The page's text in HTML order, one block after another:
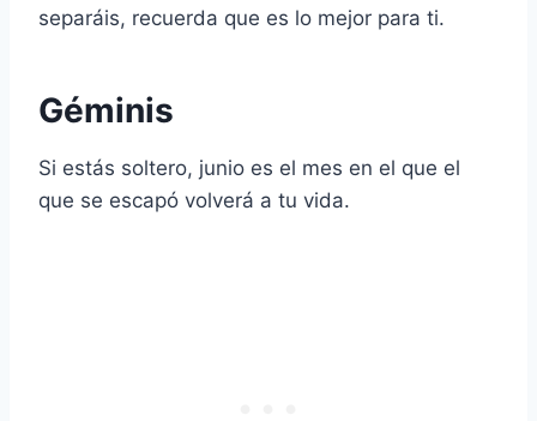
separáis, recuerda que es lo mejor para ti.
Géminis
Si estás soltero, junio es el mes en el que el
que se escapó volverá a tu vida.